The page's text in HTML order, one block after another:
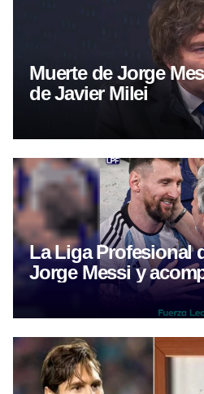
Muerte de Jorge
de Javier Milei
La Liga Profesional
Jorge Messi y
tras la muerte de su